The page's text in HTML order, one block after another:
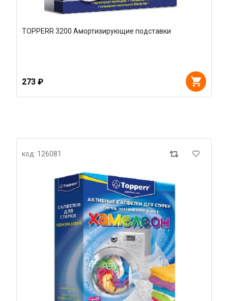
TOPPERR 3200 Амортизирующие подставки
273 ₽
код: 126081